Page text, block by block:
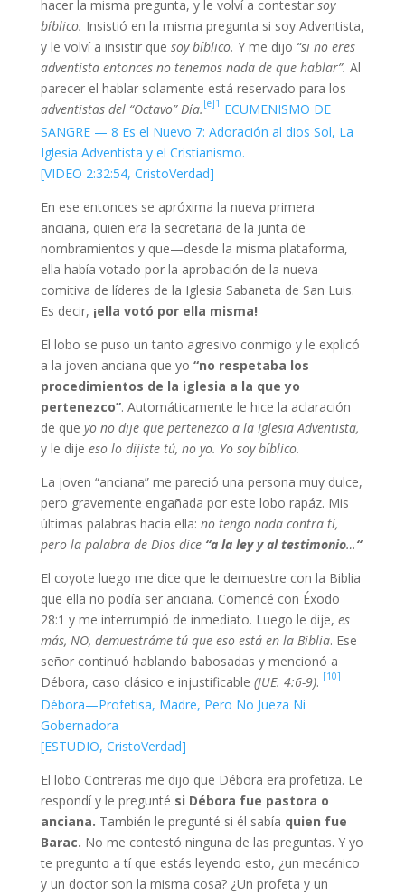
hacer la misma pregunta, y le volví a contestar soy
bíblico. Insistió en la misma pregunta si soy Adventista,
y le volví a insistir que soy bíblico. Y me dijo “si no eres
adventista entonces no tenemos nada de que hablar”. Al
parecer el hablar solamente está reservado para los
adventistas del “Octavo” Día. [e]1 ECUMENISMO DE
SANGRE — 8 Es el Nuevo 7: Adoración al dios Sol, La
Iglesia Adventista y el Cristianismo.
[VIDEO 2:32:54, CristoVerdad]
En ese entonces se apróxima la nueva primera
anciana, quien era la secretaria de la junta de
nombramientos y que—desde la misma plataforma,
ella había votado por la aprobación de la nueva
comitiva de líderes de la Iglesia Sabaneta de San Luis.
Es decir, ¡ella votó por ella misma!
El lobo se puso un tanto agresivo conmigo y le explicó
a la joven anciana que yo “no respetaba los
procedimientos de la iglesia a la que yo
pertenezco”. Automáticamente le hice la aclaración
de que yo no dije que pertenezco a la Iglesia Adventista,
y le dije eso lo dijiste tú, no yo. Yo soy bíblico.
La joven “anciana” me pareció una persona muy dulce,
pero gravemente engañada por este lobo rapáz. Mis
últimas palabras hacia ella: no tengo nada contra tí,
pero la palabra de Dios dice “a la ley y al testimonio…“
El coyote luego me dice que le demuestre con la Biblia
que ella no podía ser anciana. Comencé con Éxodo
28:1 y me interrumpió de inmediato. Luego le dije, es
más, NO, demuestráme tú que eso está en la Biblia. Ese
señor continuó hablando babosadas y mencionó a
Débora, caso clásico e injustificable (JUE. 4:6-9). [10]
Débora—Profetisa, Madre, Pero No Jueza Ni
Gobernadora
[ESTUDIO, CristoVerdad]
El lobo Contreras me dijo que Débora era profetiza. Le
respondí y le pregunté si Débora fue pastora o
anciana. También le pregunté si él sabía quien fue
Barac. No me contestó ninguna de las preguntas. Y yo
te pregunto a tí que estás leyendo esto, ¿un mecánico
y un doctor son la misma cosa? ¿Un profeta y un